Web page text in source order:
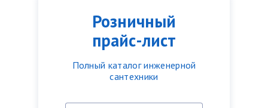
Розничный
прайс-лист
Полный каталог инженерной
сантехники